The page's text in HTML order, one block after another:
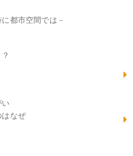
都市空間では－
い
はなぜ